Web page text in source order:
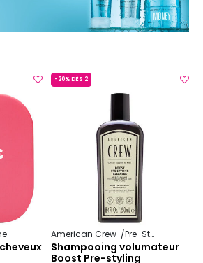
-20% DÈS 2
American Crew Pre-Styling
Shampooing volumateur
Boost Pre-styling